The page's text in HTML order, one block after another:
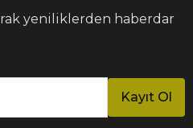
yeniliklerden haberdar
Kayıt Ol